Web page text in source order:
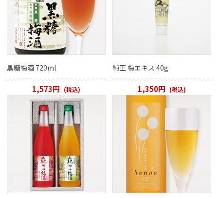
黒糖梅酒 720ml
1,573円 (税込)
純正 梅エキス 40g
1,350円 (税込)